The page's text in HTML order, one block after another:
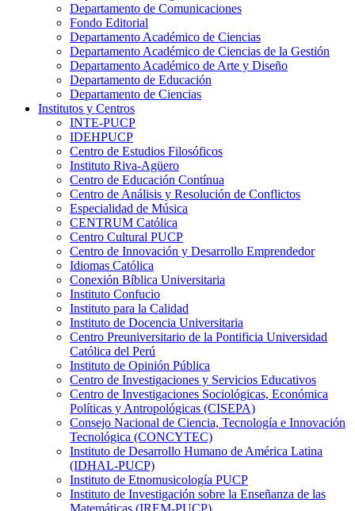
Departamento de Comunicaciones
Fondo Editorial
Departamento Académico de Ciencias
Departamento Académico de Ciencias de la Gestión
Departamento Académico de Arte y Diseño
Departamento de Educación
Departamento de Ciencias
Institutos y Centros
INTE-PUCP
IDEHPUCP
Centro de Estudios Filosóficos
Instituto Riva-Agüero
Centro de Educación Contínua
Centro de Análisis y Resolución de Conflictos
Especialidad de Música
CENTRUM Católica
Centro Cultural PUCP
Centro de Innovación y Desarrollo Emprendedor
Idiomas Católica
Conexión Bíblica Universitaria
Instituto Confucio
Instituto para la Calidad
Instituto de Docencia Universitaria
Centro Preuniversitario de la Pontificia Universidad
Católica del Perú
Instituto de Opinión Pública
Centro de Investigaciones y Servicios Educativos
Centro de Investigaciones Sociológicas, Económica
Políticas y Antropológicas (CISEPA)
Consejo Nacional de Ciencia, Tecnología e Innovación
Tecnológica (CONCYTEC)
Instituto de Desarrollo Humano de América Latina
(IDHAL-PUCP)
Instituto de Etnomusicología PUCP
Instituto de Investigación sobre la Enseñanza de las
Matemáticas (IREM-PUCP)